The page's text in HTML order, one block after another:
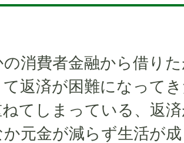
消費者金融から借り
返済が困難になって
てしまっている、返
か元金が減らず生活が